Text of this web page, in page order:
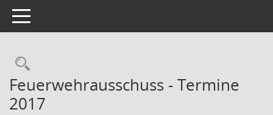
Toggle navigation
Rechercheauswahl
Feuerwehrausschuss - Termine
2017